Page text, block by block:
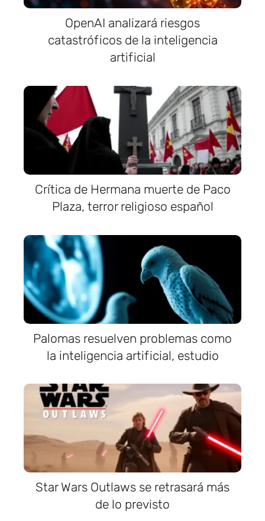
OpenAI analizará riesgos
catastróficos de la inteligencia
artificial
Crítica de Hermana muerte de Paco
Plaza, terror religioso español
Palomas resuelven problemas como
la inteligencia artificial, estudio
Star Wars Outlaws se retrasará más
de lo previsto